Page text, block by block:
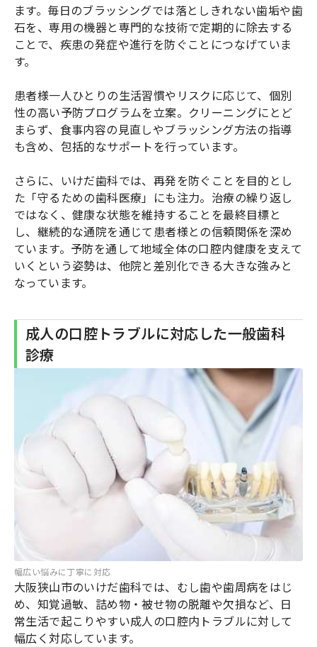
ます。毎日のブラッシングでは落としきれない歯垢や歯
石を、専用の機器と専門的な技術で定期的に除去する
ことで、疾患の発症や進行を防ぐことにつなげていま
す。
患者様一人ひとりの生活習慣やリスクに応じて、個別
性の高い予防プログラムを立案。クリーニングにとど
まらず、食事内容の見直しやブラッシング方法の指導
も含め、包括的なサポートを行っています。
さらに、いけだ歯科では、再発を防ぐことを目的とし
た「守るための歯科医療」にも注力。治療の繰り返し
ではなく、健康な状態を維持することを最終目標と
し、継続的な通院を通じて患者様との信頼関係を深め
ています。予防を通して地域全体の口腔内健康を支えて
いくという姿勢は、他院と差別化できる大きな強みと
なっています。
成人の口腔トラブルに対応した一般歯科
診療
幅広い悩みに丁寧に対応
大阪狭山市のいけだ歯科では、むし歯や歯周病をはじ
め、知覚過敏、詰め物・被せ物の脱離や欠損など、日
常生活で起こりやすい成人の口腔内トラブルに対して
幅広く対応しています。